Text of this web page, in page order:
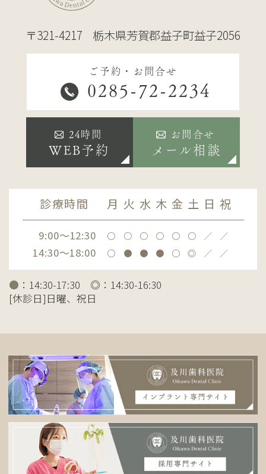
〒321-4217 栃木県芳賀郡益子町益子2056
ご予約・お問合せ
0285-72-2234
24時間
WEB予約
お問合せ
メール相談
診療時間 月 火 水 木 金 土 日 祝
9:00～12:30 〇 〇 〇 〇 〇 〇 ／ ／
14:30～18:00 〇 ● ● ● 〇 ◎ ／ ／
● ：14:30-17:30 ◎：14:30-16:30
[休診日]日曜、祝日